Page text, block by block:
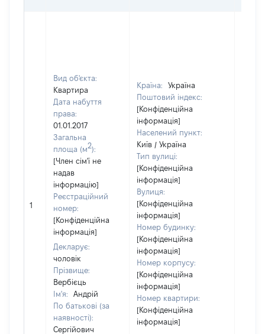
1
Вид об'єкта:
Квартира
Дата набуття
права:
01.01.2017
Загальна
площа (м2):
[Член сім'ї не
надав
інформацію]
Реєстраційний
номер:
[Конфіденційна
інформація]
Декларує:
чоловік
Прізвище:
Вербієць
Ім'я:
Андрій
По батькові (за
наявності):
Сергійович
Країна:
Україна
Поштовий індекс:
[Конфіденційна
інформація]
Населений пункт:
Київ / Україна
Тип вулиці:
[Конфіденційна
інформація]
Вулиця:
[Конфіденційна
інформація]
Номер будинку:
[Конфіденційна
інформація]
Номер корпусу:
[Конфіденційна
інформація]
Номер квартири:
[Конфіденційна
інформація]